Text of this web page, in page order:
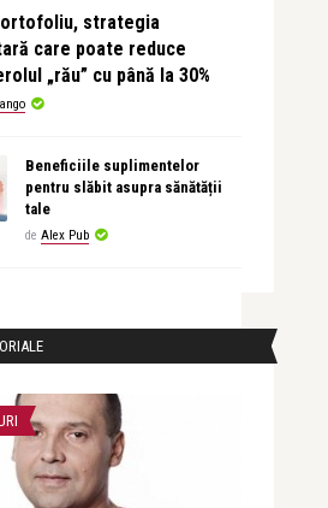
strategia
care poate reduce
„rău” cu până la 30%
Beneficiile suplimentelor
pentru slăbit asupra sănătății
tale
de Alex Pub